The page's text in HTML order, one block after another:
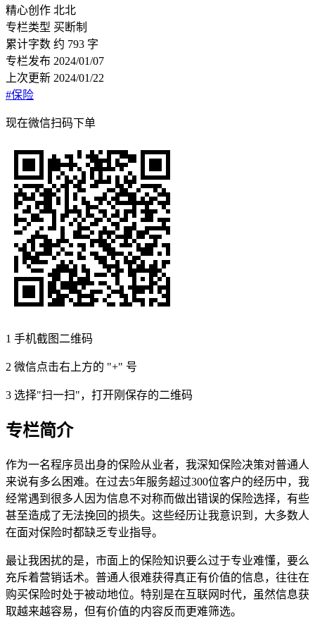
精心创作 北北
专栏类型 买断制
累计字数 约 793 字
专栏发布 2024/01/07
上次更新 2024/01/22
#保险
现在微信扫码下单
1 手机截图二维码
2 微信点击右上方的 "+" 号
3 选择"扫一扫"，打开刚保存的二维码
专栏简介
作为一名程序员出身的保险从业者，我深知保险决策对普通人
来说有多么困难。在过去5年服务超过300位客户的经历中，我
经常遇到很多人因为信息不对称而做出错误的保险选择，有些
甚至造成了无法挽回的损失。这些经历让我意识到，大多数人
在面对保险时都缺乏专业指导。
最让我困扰的是，市面上的保险知识要么过于专业难懂，要么
充斥着营销话术。普通人很难获得真正有价值的信息，往往在
购买保险时处于被动地位。特别是在互联网时代，虽然信息获
取越来越容易，但有价值的内容反而更难筛选。